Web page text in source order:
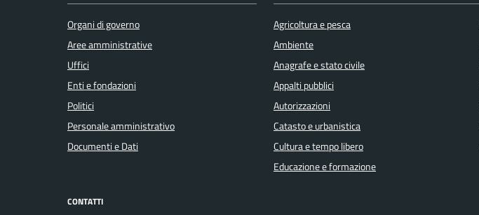
Organi di governo
Aree amministrative
Uffici
Enti e fondazioni
Politici
Personale amministrativo
Documenti e Dati
Agricoltura e pesca
Ambiente
Anagrafe e stato civile
Appalti pubblici
Autorizzazioni
Catasto e urbanistica
Cultura e tempo libero
Educazione e formazione
CONTATTI